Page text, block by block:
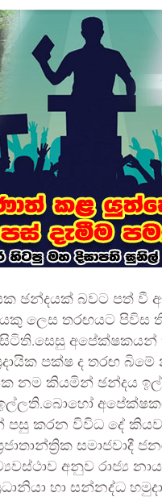
ඡන්දයක් බවට පත් වී
ලෙස තරඟයට පිවිස
අපේක්ෂකයන්
පක්ෂ ද තරඟ
නම කියමින් ඡන්දය
කරන විවිධ දේ
සමාජවාදී
අනුව රාජ්‍ය
හා සන්නද්ධ